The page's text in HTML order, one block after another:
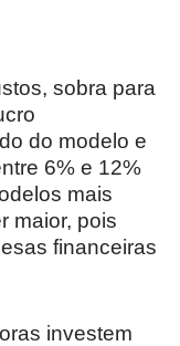
sobra para
do modelo e
6% e 12%
mais
maior, pois
financeiras
investem